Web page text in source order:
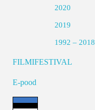
2020
2019
1992 – 2018
FILMIFESTIVAL
E-pood